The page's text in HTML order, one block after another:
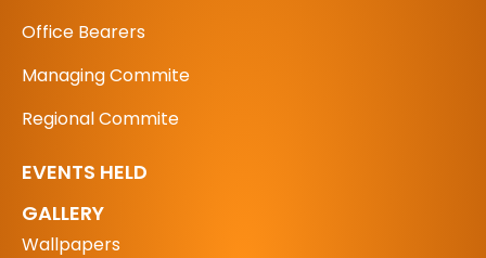
Office Bearers
Managing Commite
Regional Commite
EVENTS HELD
GALLERY
Wallpapers